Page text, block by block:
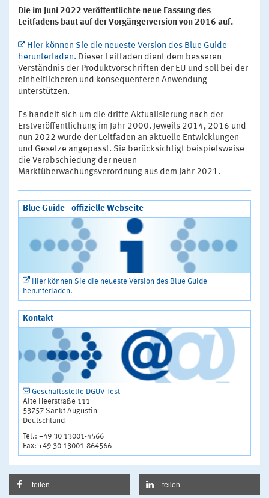
Die im Juni 2022 veröffentlichte neue Fassung des
Leitfadens baut auf der Vorgängerversion von 2016 auf.
Hier können Sie die neueste Version des Blue Guide
herunterladen. Dieser Leitfaden dient dem besseren
Verständnis der Produktvorschriften der EU und soll bei der
einheitlicheren und konsequenteren Anwendung
unterstützen.
Es handelt sich um die dritte Aktualisierung nach der
Erstveröffentlichung im Jahr 2000. Jeweils 2014, 2016 und
nun 2022 wurde der Leitfaden an aktuelle Entwicklungen
und Gesetze angepasst. Sie berücksichtigt beispielsweise
die Verabschiedung der neuen
Marktüberwachungsverordnung aus dem Jahr 2021.
Blue Guide - offizielle Webseite
Hier können Sie die neueste Version des Blue Guide
herunterladen.
Kontakt
Geschäftsstelle DGUV Test
Alte Heerstraße 111
53757 Sankt Augustin
Deutschland
Tel.: +49 30 13001-4566
Fax: +49 30 13001-864566
teilen teilen